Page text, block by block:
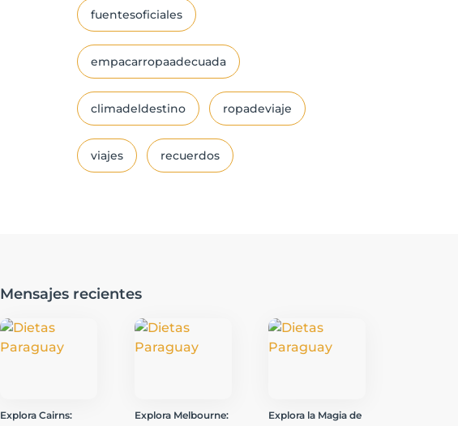
fuentesoficiales
empacarropaadecuada
climadeldestino ropadeviaje
viajes recuerdos
Mensajes recientes
Explora Cairns:
Explora Melbourne:
Explora la Magia de